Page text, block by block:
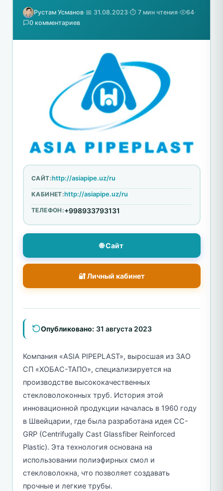
Рустам Усманов·📅 31.08.2023·⏱️ 7 мин чтения· 64·
0 комментариев
САЙТ:http://asiapipe.uz/ru
КАБИНЕТ:http://asiapipe.uz/ru
ТЕЛЕФОН:+998933793131
🌐 Сайт
🔐 Личный кабинет
Опубликовано: 31 августа 2023
Компания «ASIA PIPEPLAST», выросшая из ЗАО
СП «ХОБАС-ТАПО», специализируется на
производстве высококачественных
стекловолоконных труб. История этой
инновационной продукции началась в 1960 году
в Швейцарии, где была разработана идея CC-
GRP (Centrifugally Cast Glassfiber Reinforced
Plastic). Эта технология основана на
использовании полиэфирных смол и
стекловолокна, что позволяет создавать
прочные и легкие трубы.